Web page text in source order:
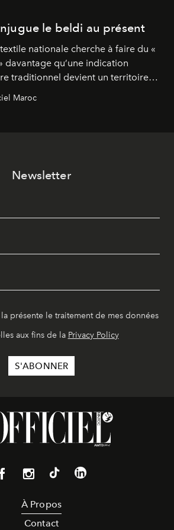
le beldi au présent
nationale cherche à faire du «
davantage qu’une indication
traditionnel devient un territoire
Avec Néo Beldi, Diamantine en
et les usages pour l’inscrire dans
Maroc
Newsletter
présente le traitement de mes données
aux fins de la Privacy Policy
À Propos
Contact